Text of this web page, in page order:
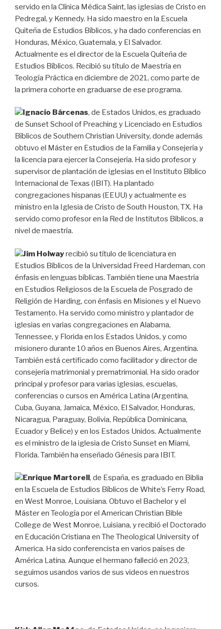
servido en la Clínica Médica Saint, las iglesias de Cristo en
Pedregal, y Kennedy. Ha sido maestro en la Escuela
Quiteña de Estudios Bíblicos, y ha dado conferencias en
Honduras, México, Guatemala, y El Salvador.
Actualmente es el director de la Escuela Quiteña de
Estudios Bíblicos. Recibió su título de Maestría en
Teología Práctica en diciembre de 2021, como parte de
la primera cohorte en graduarse de ese programa.
Ignacio Bárcenas, de Estados Unidos, es graduado
de Sunset School of Preaching y Licenciado en Estudios
Bíblicos de Southern Christian University, donde además
obtuvo el Máster en Estudios de la Familia y Consejería y
la licencia para ejercer la Consejería. Ha sido profesor y
supervisor de plantación de iglesias en el Instituto Bíblico
Internacional de Texas (IBIT). Ha plantado
congregaciones hispanas (EEUU) y actualmente es
ministro en la Iglesia de Cristo de South Houston, TX. Ha
servido como profesor en la Red de Institutos Bíblicos, a
nivel de maestría.
Jim Holwayrecibió su título de licenciatura en
Estudios Bíblicos de la Universidad Freed Hardeman, con
énfasis en lenguas bíblicas. También tiene una Maestría
en Estudios Religiosos de la Escuela de Posgrado de
Religión de Harding, con énfasis en Misiones y el Nuevo
Testamento. Ha servido como ministro y plantador de
iglesias en varias congregaciones en Alabama,
Tennessee, y Florida en los Estados Unidos, y como
misionero durante 10 años en Buenos Aires, Argentina.
También está certificado como facilitador y director de
consejería matrimonial y prematrimonial. Ha sido orador
principal y profesor para varias iglesias, escuelas,
conferencias o cursos en América Latina (Argentina,
Cuba, Guyana, Jamaica, México, El Salvador, Honduras,
Nicaragua, Paraguay, Bolivia, República Dominicana,
Ecuador y Belice) y en los Estados Unidos. Actualmente
es el ministro de la iglesia de Cristo Sunset en Miami,
Florida. También ha enseñado Génesis para IBIT.
Enrique Martorell, de España, es graduado en Biblia
en la Escuela de Estudios Bíblicos de White’s Ferry Road,
en West Monroe, Louisiana. Obtuvo el Bachelor y el
Máster en Teología por el American Christian Bible
College de West Monroe, Luisiana, y recibió el Doctorado
en Educación Cristiana en The Theological University of
America. Ha sido conferencista en varios países de
América Latina. Aunque el hermano falleció en 2023,
seguimos usandos varios de sus videos en nuestros
cursos.